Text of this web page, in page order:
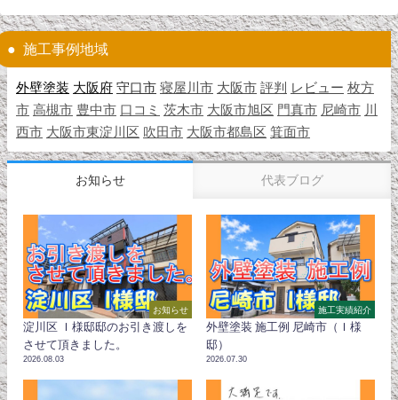
施工事例地域
外壁塗装 大阪府 守口市 寝屋川市 大阪市 評判 レビュー 枚方
市 高槻市 豊中市 口コミ 茨木市 大阪市旭区 門真市 尼崎市
川
西市 大阪市東淀川区 吹田市 大阪市都島区 箕面市
お知らせ 代表ブログ
お知らせ
淀川区 Ｉ様邸邸のお引き渡しを
させて頂きました。
2026.08.03
施工実績紹介
外壁塗装 施工例 尼崎市（Ｉ様
邸）
2026.07.30